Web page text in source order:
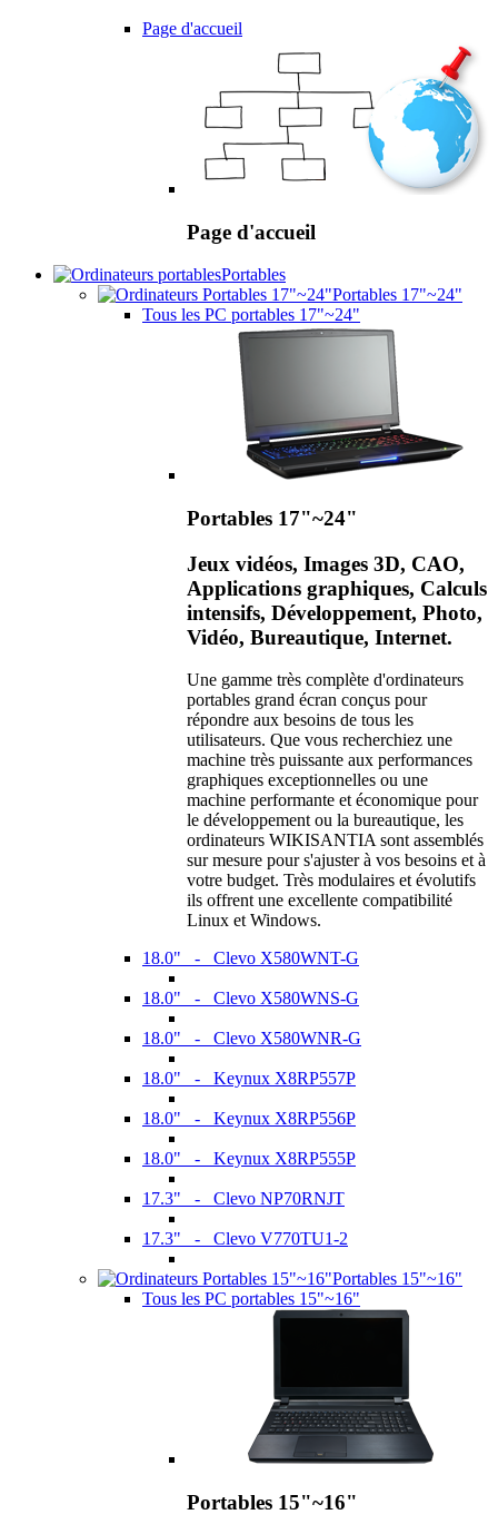
Page d'accueil
Page d'accueil
Portables
Portables 17"~24"
Tous les PC portables 17"~24"
Portables 17"~24"
Jeux vidéos, Images 3D, CAO,
Applications graphiques, Calculs
intensifs, Développement, Photo,
Vidéo, Bureautique, Internet.
Une gamme très complète d'ordinateurs
portables grand écran conçus pour
répondre aux besoins de tous les
utilisateurs. Que vous recherchiez une
machine très puissante aux performances
graphiques exceptionnelles ou une
machine performante et économique pour
le développement ou la bureautique, les
ordinateurs WIKISANTIA sont assemblés
sur mesure pour s'ajuster à vos besoins et à
votre budget. Très modulaires et évolutifs
ils offrent une excellente compatibilité
Linux et Windows.
18.0" - Clevo X580WNT-G
18.0" - Clevo X580WNS-G
18.0" - Clevo X580WNR-G
18.0" - Keynux X8RP557P
18.0" - Keynux X8RP556P
18.0" - Keynux X8RP555P
17.3" - Clevo NP70RNJT
17.3" - Clevo V770TU1-2
Portables 15"~16"
Tous les PC portables 15"~16"
Portables 15"~16"